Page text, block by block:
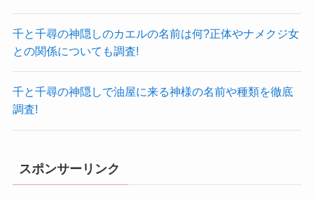
千と千尋の神隠しのカエルの名前は何?正体やナメクジ女
との関係についても調査!
千と千尋の神隠しで油屋に来る神様の名前や種類を徹底
調査!
スポンサーリンク